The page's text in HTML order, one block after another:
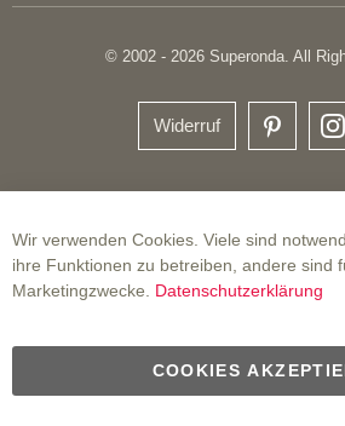
© 2002 - 2026 Superonda. All
Widerruf
Wir verwenden Cookies. Viele sind
ihre Funktionen zu betreiben, andere sind
Marketingzwecke. Datenschutzerklärung
COOKIES